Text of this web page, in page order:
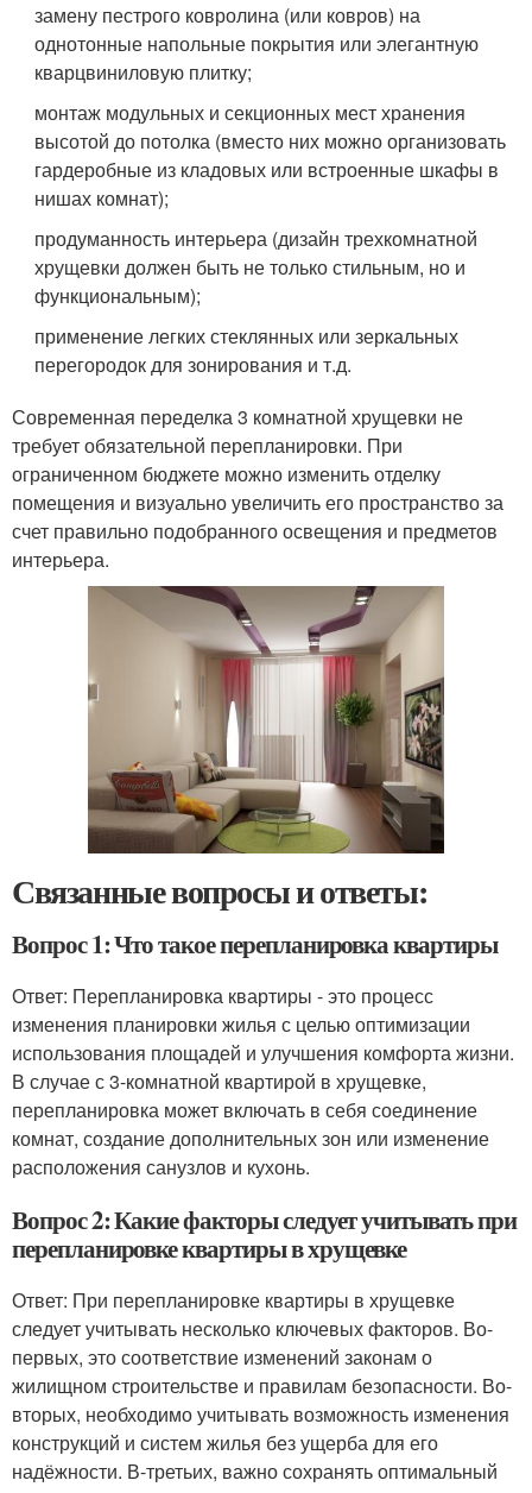
замену пестрого ковролина (или ковров) на
однотонные напольные покрытия или элегантную
кварцвиниловую плитку;
монтаж модульных и секционных мест хранения
высотой до потолка (вместо них можно организовать
гардеробные из кладовых или встроенные шкафы в
нишах комнат);
продуманность интерьера (дизайн трехкомнатной
хрущевки должен быть не только стильным, но и
функциональным);
применение легких стеклянных или зеркальных
перегородок для зонирования и т.д.
Современная переделка 3 комнатной хрущевки не
требует обязательной перепланировки. При
ограниченном бюджете можно изменить отделку
помещения и визуально увеличить его пространство за
счет правильно подобранного освещения и предметов
интерьера.
Связанные вопросы и ответы:
Вопрос 1: Что такое перепланировка квартиры
Ответ: Перепланировка квартиры - это процесс
изменения планировки жилья с целью оптимизации
использования площадей и улучшения комфорта жизни.
В случае с 3-комнатной квартирой в хрущевке,
перепланировка может включать в себя соединение
комнат, создание дополнительных зон или изменение
расположения санузлов и кухонь.
Вопрос 2: Какие факторы следует учитывать при
перепланировке квартиры в хрущевке
Ответ: При перепланировке квартиры в хрущевке
следует учитывать несколько ключевых факторов. Во-
первых, это соответствие изменений законам о
жилищном строительстве и правилам безопасности. Во-
вторых, необходимо учитывать возможность изменения
конструкций и систем жилья без ущерба для его
надёжности. В-третьих, важно сохранять оптимальный